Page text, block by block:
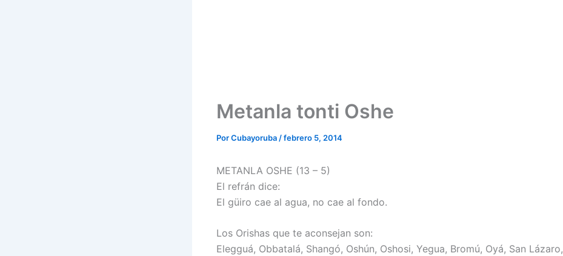
Metanla tonti Oshe
PorCubayoruba /febrero 5, 2014
METANLA OSHE (13 – 5)
El refrán dice:
El güiro cae al agua, no cae al fondo.
Los Orishas que te aconsejan son:
Elegguá, Obbatalá, Shangó, Oshún, Oshosi, Yegua, Bromú, Oyá, San Lázaro,